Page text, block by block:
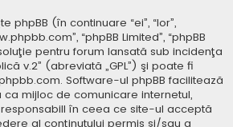
phpBB (în continuare “ei”, “lor”,
“phpBB Limited”, “phpBB
pentru forum lansată sub incidenţa
v.2” (abreviată „GPL”) şi poate fi
. Software-ul phpBB facilitează
mijloc de comunicare internetul,
responsabill în ceea ce site-ul acceptă
al conţinutului permis şi/sau a